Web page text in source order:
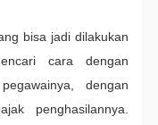
bisa jadi dilakukan
cara dengan
dengan
penghasilannya.